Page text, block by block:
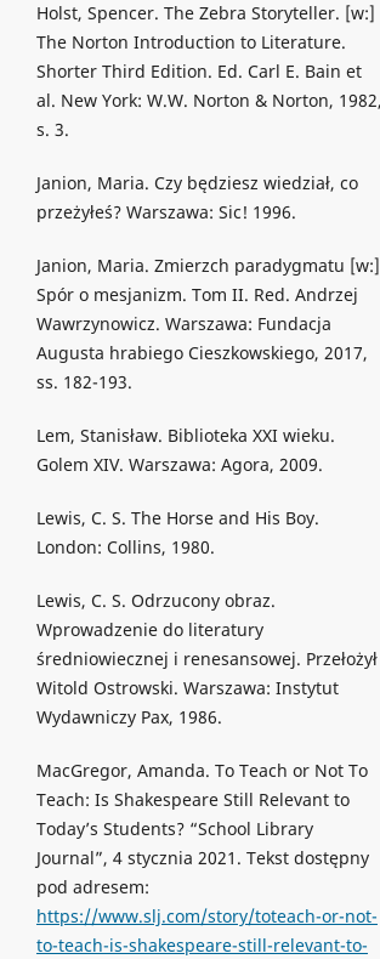
Holst, Spencer. The Zebra Storyteller. [w:]
The Norton Introduction to Literature.
Shorter Third Edition. Ed. Carl E. Bain et
al. New York: W.W. Norton & Norton, 1982,
s. 3.
Janion, Maria. Czy będziesz wiedział, co
przeżyłeś? Warszawa: Sic! 1996.
Janion, Maria. Zmierzch paradygmatu [w:]
Spór o mesjanizm. Tom II. Red. Andrzej
Wawrzynowicz. Warszawa: Fundacja
Augusta hrabiego Cieszkowskiego, 2017,
ss. 182-193.
Lem, Stanisław. Biblioteka XXI wieku.
Golem XIV. Warszawa: Agora, 2009.
Lewis, C. S. The Horse and His Boy.
London: Collins, 1980.
Lewis, C. S. Odrzucony obraz.
Wprowadzenie do literatury
średniowiecznej i renesansowej. Przełożył
Witold Ostrowski. Warszawa: Instytut
Wydawniczy Pax, 1986.
MacGregor, Amanda. To Teach or Not To
Teach: Is Shakespeare Still Relevant to
Today’s Students? “School Library
Journal”, 4 stycznia 2021. Tekst dostępny
pod adresem:
https://www.slj.com/story/toteach-or-not-
to-teach-is-shakespeare-still-relevant-to-